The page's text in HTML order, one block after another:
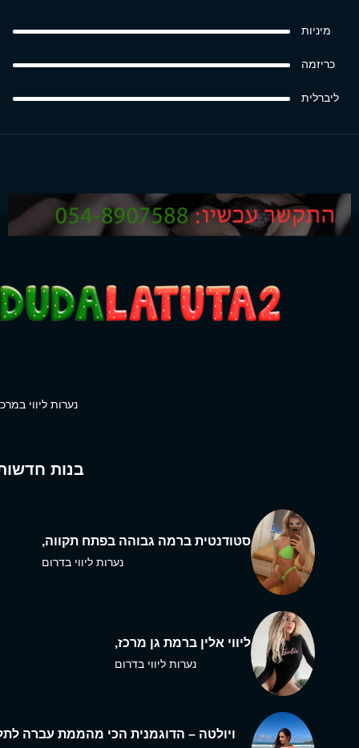
מיניות
כריזמה
ליברלית
נערות ליווי
בנות
סטודנטית ברמה גבוהה בפתח תקווה,
נערות ליווי בדרום
ליווי אלין ברמת גן מרכז,
נערות ליווי בדרום
ויולטה – הדוגמנית הכי מהממת עברה